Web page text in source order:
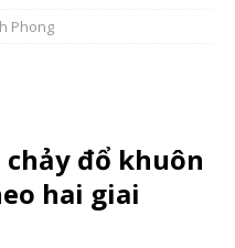
Phong
đổ khuôn
hai giai